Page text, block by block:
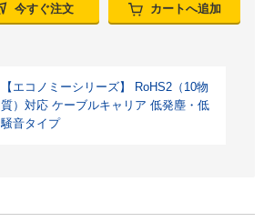
今すぐ注文 カートへ追加
【エコノミーシリーズ】 RoHS2（10物
質）対応 ケーブルキャリア 低発塵・低
騒音タイプ